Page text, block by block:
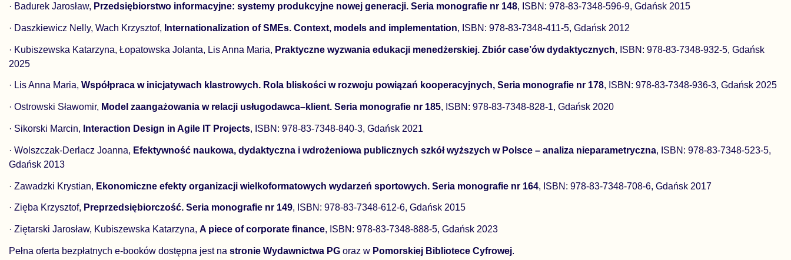
· Badurek Jarosław, Przedsiębiorstwo informacyjne: systemy produkcyjne nowej generacji. Seria monografie nr 148, ISBN: 978-83-7348-596-9, Gdańsk 2015
· Daszkiewicz Nelly, Wach Krzysztof, Internationalization of SMEs. Context, models and implementation, ISBN: 978-83-7348-411-5, Gdańsk 2012
· Kubiszewska Katarzyna, Łopatowska Jolanta, Lis Anna Maria, Praktyczne wyzwania edukacji menedżerskiej. Zbiór case’ów dydaktycznych, ISBN: 978-83-7348-932-5, Gdańsk
2025
· Lis Anna Maria, Współpraca w inicjatywach klastrowych. Rola bliskości w rozwoju powiązań kooperacyjnych, Seria monografie nr 178, ISBN: 978-83-7348-936-3, Gdańsk 2025
· Ostrowski Sławomir, Model zaangażowania w relacji usługodawca–klient. Seria monografie nr 185, ISBN: 978-83-7348-828-1, Gdańsk 2020
· Sikorski Marcin, Interaction Design in Agile IT Projects, ISBN: 978-83-7348-840-3, Gdańsk 2021
· Wolszczak-Derlacz Joanna, Efektywność naukowa, dydaktyczna i wdrożeniowa publicznych szkół wyższych w Polsce – analiza nieparametryczna, ISBN: 978-83-7348-523-5,
Gdańsk 2013
· Zawadzki Krystian, Ekonomiczne efekty organizacji wielkoformatowych wydarzeń sportowych. Seria monografie nr 164, ISBN: 978-83-7348-708-6, Gdańsk 2017
· Zięba Krzysztof, Preprzedsiębiorczość. Seria monografie nr 149, ISBN: 978-83-7348-612-6, Gdańsk 2015
· Ziętarski Jarosław, Kubiszewska Katarzyna, A piece of corporate finance, ISBN: 978-83-7348-888-5, Gdańsk 2023
Pełna oferta bezpłatnych e-booków dostępna jest na stronie Wydawnictwa PG oraz w Pomorskiej Bibliotece Cyfrowej.